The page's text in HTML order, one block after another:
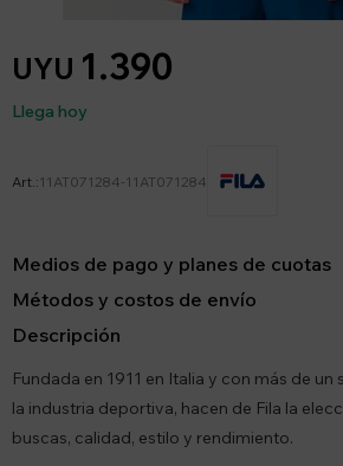
UYU 1.390
Llega hoy
11AT071284-11AT071284
Medios de pago y planes de cuotas
Métodos y costos de envío
Descripción
Fundada en 1911 en Italia y con más de un
la industria deportiva, hacen de Fila la
buscas, calidad, estilo y rendimiento.